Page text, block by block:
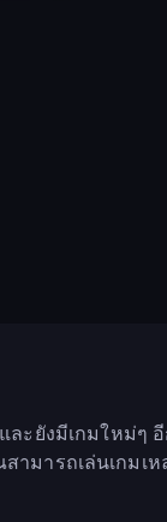
ละยังมีเกมใหม่
มารถเล่นเกมเ